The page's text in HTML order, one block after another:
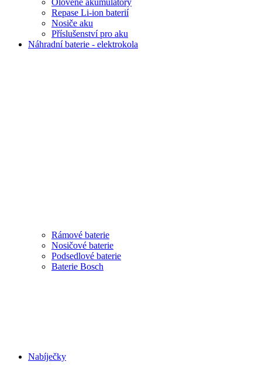
Repase Li-ion baterií
Nosiče aku
Příslušenství pro aku
Náhradní baterie - elektrokola
Rámové baterie
Nosičové baterie
Podsedlové baterie
Baterie Bosch
Nabíječky